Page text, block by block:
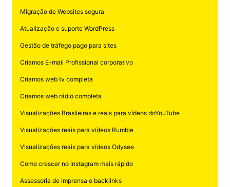
Migração de Websites segura
Atualização e suporte WordPress
Gestão de tráfego pago para sites
Criamos E-mail Profissional corporativo
Criamos web tv completa
Criamos web rádio completa
Visualizações Brasileiras e reais para vídeos doYouTube
Visualizações reais para vídeos Rumble
Visualizações reais para vídeos Odysee
Como crescer no instagram mais rápido
Assessoria de imprensa e backlinks